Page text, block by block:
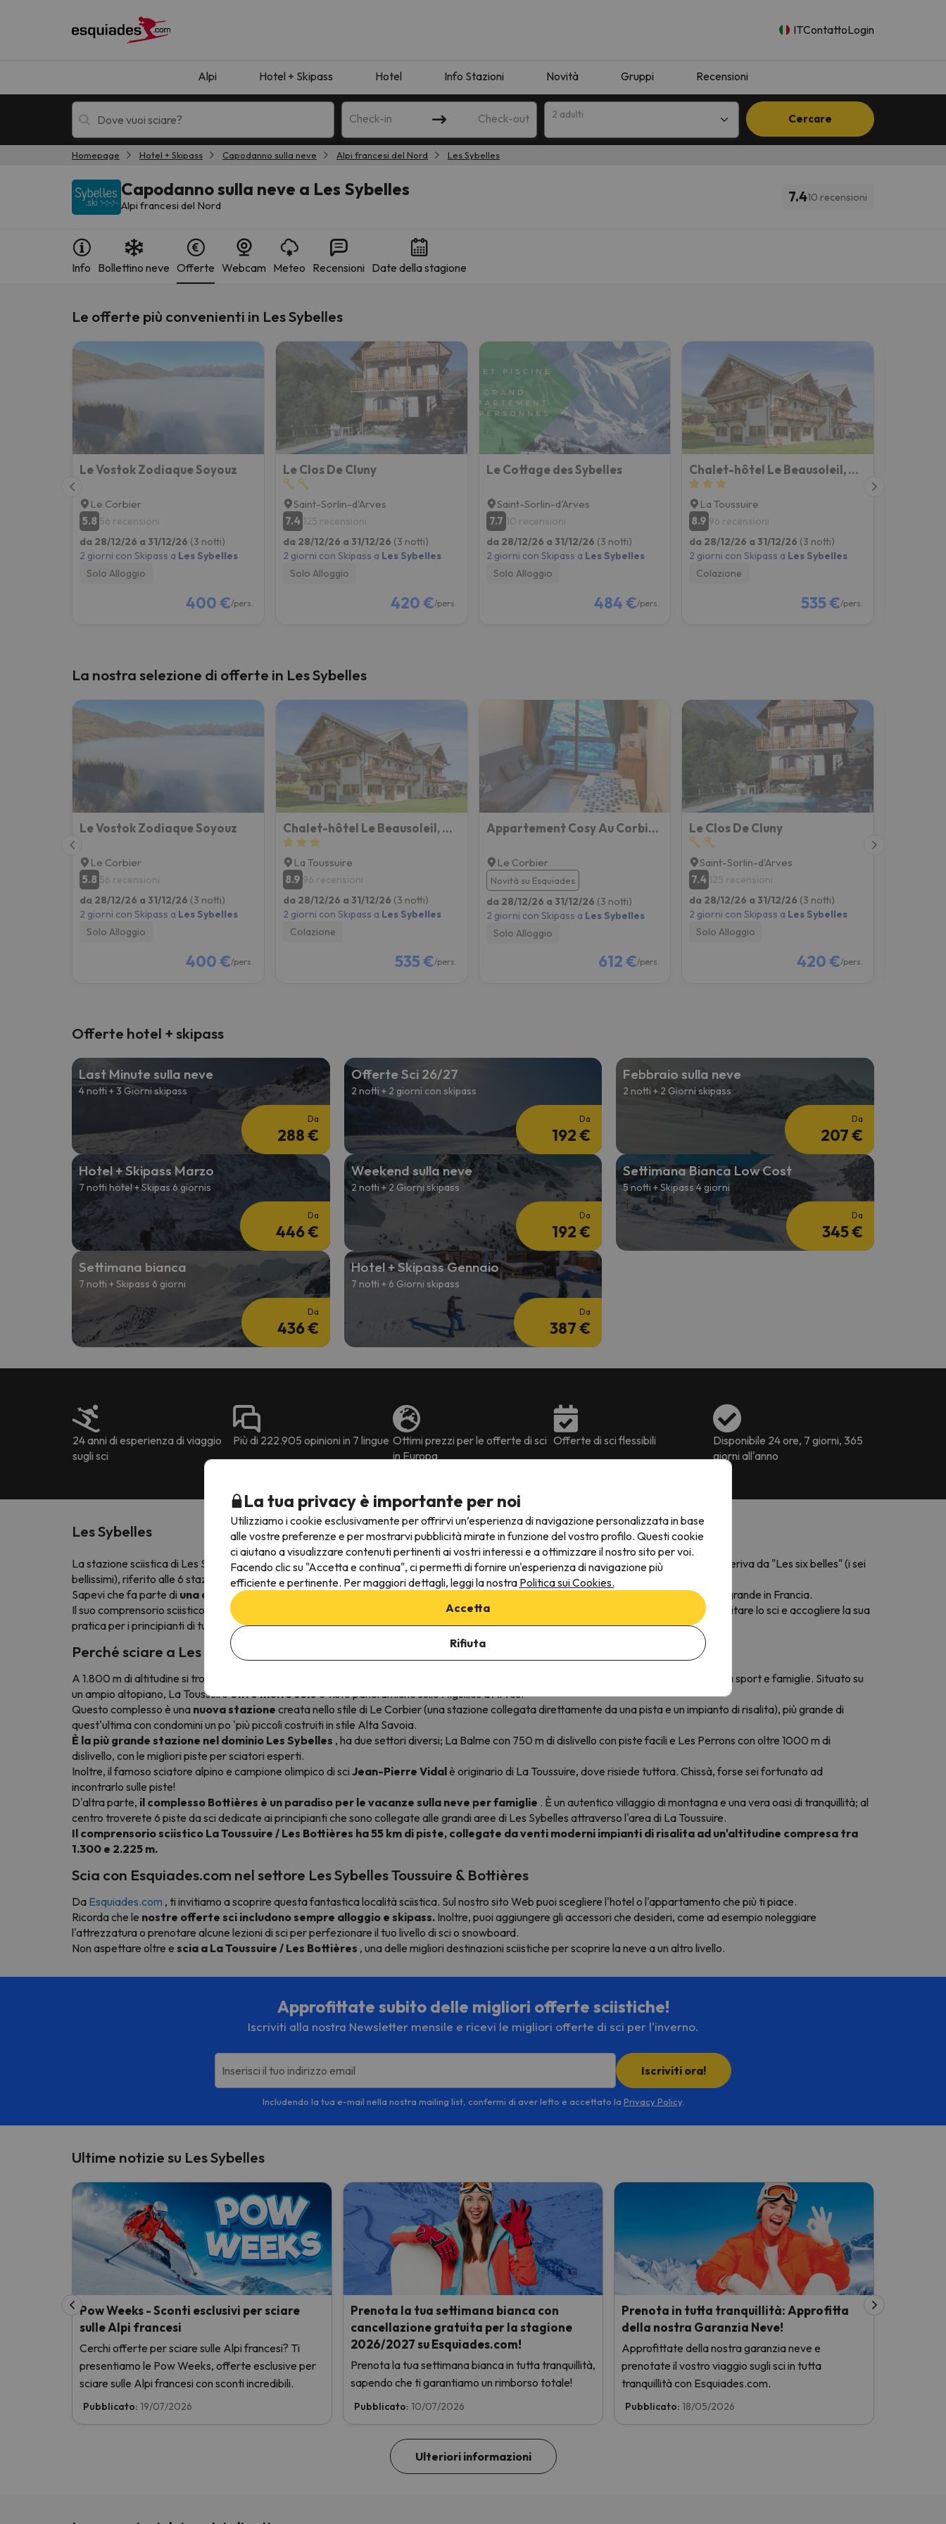
ITContattoLogin
Alpi Hotel + Skipass Hotel Info Stazioni Novità Gruppi Recensioni
Check-in Check-out 2 adulti Cercare
Hotel + skipass Hotel di montagna
Sembra che il nostro ricercatore abbia perso la strada. Non appena troverà la bussola, tornerà.
Homepage Hotel + Skipass Capodanno sulla neve Alpi francesi del Nord Les Sybelles
Capodanno sulla neve a Les Sybelles
Alpi francesi del Nord 7.410 recensioni
Info Bollettino neve Offerte Webcam Meteo Recensioni Date della stagione
Le offerte più convenienti in Les Sybelles
Le Vostok Zodiaque Soyouz
Le Corbier
5.8 56 recensioni
da 28/12/26 a 31/12/26 (3 notti)
2 giorni con Skipass a Les Sybelles
Solo Alloggio
400 €/pers.
Le Clos De Cluny
Saint-Sorlin-d'Arves
7.4 125 recensioni
da 28/12/26 a 31/12/26 (3 notti)
2 giorni con Skipass a Les Sybelles
Solo Alloggio
420 €/pers.
Le Cottage des Sybelles
Saint-Sorlin-d'Arves
7.7 10 recensioni
da 28/12/26 a 31/12/26 (3 notti)
2 giorni con Skipass a Les Sybelles
Solo Alloggio
484 €/pers.
Chalet-hôtel Le Beausoleil, The Originals Relais
La Toussuire
8.9 96 recensioni
da 28/12/26 a 31/12/26 (3 notti)
2 giorni con Skipass a Les Sybelles
Colazione
535 €/pers.
La nostra selezione di offerte in Les Sybelles
Le Vostok Zodiaque Soyouz
Le Corbier
5.8 56 recensioni
da 28/12/26 a 31/12/26 (3 notti)
2 giorni con Skipass a Les Sybelles
Solo Alloggio
400 €/pers.
Chalet-hôtel Le Beausoleil, The Originals Relais
La Toussuire
8.9 96 recensioni
da 28/12/26 a 31/12/26 (3 notti)
2 giorni con Skipass a Les Sybelles
Colazione
535 €/pers.
Appartement Cosy Au Corbier 22 M² Vue Montagne Balcon
Le Corbier
Novità su Esquiades
da 28/12/26 a 31/12/26 (3 notti)
2 giorni con Skipass a Les Sybelles
Solo Alloggio
612 €/pers.
Le Clos De Cluny
Saint-Sorlin-d'Arves
7.4 125 recensioni
da 28/12/26 a 31/12/26 (3 notti)
2 giorni con Skipass a Les Sybelles
Solo Alloggio
420 €/pers.
Offerte hotel + skipass
Last Minute sulla neve
4 notti + 3 Giorni skipass
Da
288 €
Offerte Sci 26/27
2 notti + 2 giorni con skipass
Da
192 €
Febbraio sulla neve
2 notti + 2 Giorni skipass
Da
207 €
Hotel + Skipass Marzo
7 notti hotel + Skipas 6 giornis
Da
446 €
Weekend sulla neve
2 notti + 2 Giorni skipass
Da
192 €
Settimana Bianca Low Cost
5 notti + Skipass 4 giorni
Da
345 €
Settimana bianca
7 notti + Skipass 6 giorni
Da
436 €
Hotel + Skipass Gennaio
7 notti + 6 Giorni skipass
Da
387 €
24 anni di esperienza di viaggio
sugli sci
Più di 222.905 opinioni in 7 lingue Ottimi prezzi per le offerte di sci
in Europa
Offerte di sci flessibili
Disponibile 24 ore, 7 giorni, 365
giorni all'anno
Les Sybelles
La stazione sciistica di Les Sybelles sitrova sulle Alpied è poco conosciuta, perché? È un dominio di recente creazione
, il cui nome deriva da "Les six belles" (i sei
bellissimi), riferito alle 6 stazioni sciistiche che racchiude.
Sapevi che fa parte di una delle più grandi aree sciistiche interconnesse? È la più grande area sciistica di Maurienne e la quarta più grande in Francia.
Il suo comprensorio sciistico è
perfettamente adatto a principianti e famiglie, questa stazione invernale è stata progettata per facilitare lo sci e accogliere la sua
pratica per i principianti di tutte le età.
Perché sciare a Les Sybelles Sector Toussuire & Bottières?
A 1.800 m di altitudine si trova
, la porta più alta per l'area sciistica Les Sybelles. È completamente dedicato a sport e famiglie. Situato su
un ampio altopiano, La Toussuireoffre molto solee viste panoramiche sulle Aiguilles d'Arves.
Questo complesso è una nuova stazione creata nello stile di Le Corbier (una stazione collegata direttamente da una pista e un impianto di risalita), più grande di
quest'ultima con condomini un po 'più piccoli costruiti in stile Alta Savoia.
È la più grande stazione nel dominio Les Sybelles , ha due settori diversi; La Balme con 750 m di dislivello con piste facili e Les Perrons con oltre 1000 m di
dislivello, con le migliori piste per sciatori esperti.
Inoltre, il famoso sciatore alpino e campione olimpico di sci Jean-Pierre Vidalè originario di La Toussuire, dove risiede tuttora. Chissà, forse sei fortunato ad
incontrarlo sulle piste!
D'altra parte, il complesso Bottières è un paradiso per le vacanze sulla neve per famiglie . È un autentico villaggio di montagna e una vera oasi di tranquillità; al
centro troverete 6 piste da sci dedicate ai principianti che sono collegate alle grandi aree di Les Sybelles attraverso l'area di La Toussuire.
Il comprensorio sciistico La Toussuire / Les Bottières ha 55 km di piste, collegate da venti moderni impianti di risalita ad un'altitudine compresa tra
1.300 e 2.225 m.
Scia con Esquiades.com nel settore Les Sybelles Toussuire & Bottières
Da Esquiades.com , ti invitiamo a scoprire questa fantastica località sciistica. Sul nostro sito Web puoi scegliere l'hotel o l'appartamento che più ti piace.
Ricorda che le nostre offerte sci includono sempre alloggio e skipass. Inoltre, puoi aggiungere gli accessori che desideri, come ad esempio noleggiare
l'attrezzatura o prenotare alcune lezioni di sci per perfezionare il tuo livello di sci o snowboard.
Non aspettare oltre e scia a La Toussuire / Les Bottières , una delle migliori destinazioni sciistiche per scoprire la neve a un altro livello.
Approfittate subito delle migliori offerte sciistiche!
Iscriviti alla nostra Newsletter mensile e ricevi le migliori offerte di sci per l'inverno.
Inserisci il tuo indirizzo email Iscriviti ora!
Includendo la tua e-mail nella nostra mailing list, confermi di aver letto e accettato la Privacy Policy.
Ultime notizie su Les Sybelles
Pow Weeks - Sconti esclusivi per sciare
sulle Alpi francesi
Cerchi offerte per sciare sulle Alpi francesi? Ti
presentiamo le Pow Weeks, offerte esclusive per
sciare sulle Alpi francesi con sconti incredibili.
Pubblicato: 19/07/2026
Prenota la tua settimana bianca con
cancellazione gratuita per la stagione
2026/2027 su Esquiades.com!
Prenota la tua settimana bianca in tutta tranquillità,
sapendo che ti garantiamo un rimborso totale!
Pubblicato: 10/07/2026
Prenota in tutta tranquillità: Approfitta
della nostra Garanzia Neve!
Approfittate della nostra garanzia neve e
prenotate il vostro viaggio sugli sci in tutta
tranquillità con Esquiades.com.
Pubblicato: 18/05/2026
Ulteriori informazioni
La tua privacy è importante per noi
Utilizziamo i cookie esclusivamente per offrirvi un’esperienza di navigazione personalizzata in base
alle vostre preferenze e per mostrarvi pubblicità mirate in funzione del vostro profilo. Questi cookie
ci aiutano a visualizzare contenuti pertinenti ai vostri interessi e a ottimizzare il nostro sito per voi.
Facendo clic su "Accetta e continua", ci permetti di fornire un'esperienza di navigazione più
efficiente e pertinente. Per maggiori dettagli, leggi la nostra Politica sui Cookies.
Accetta
Rifiuta